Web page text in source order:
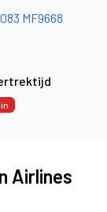
MF9668
Airlines